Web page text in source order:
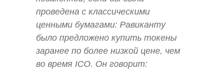
проведена с классическими
ценными бумагами: Равиканту
было предложено купить токены
заранее по более низкой цене, чем
во время ICO. Он говорит: